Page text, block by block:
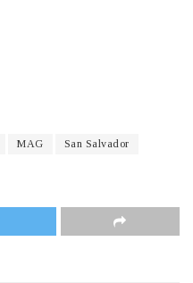
MAG San Salvador